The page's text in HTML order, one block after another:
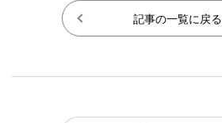
記事の一覧に戻る